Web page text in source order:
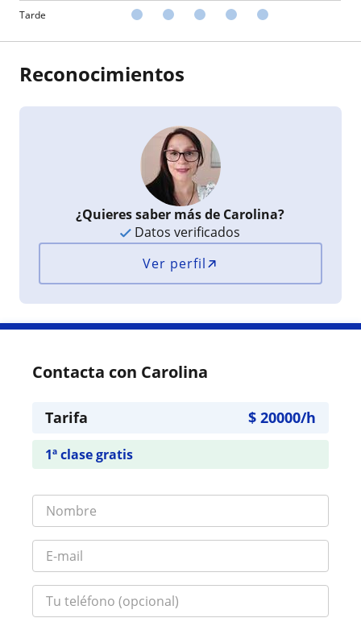
Tarde
Reconocimientos
¿Quieres saber más de Carolina?
Datos verificados
Ver perfil
Contacta con Carolina
Tarifa $ 20000/h
1ª clase gratis